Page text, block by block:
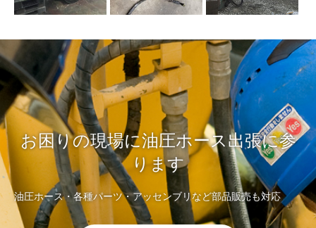
お困りの現場に油圧ホース出張に参
ります
油圧ホース・各種パーツ・アッセンブリなど部品販売も対応